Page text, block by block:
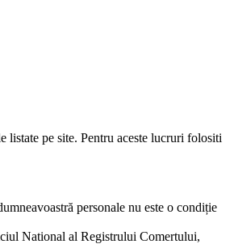
listate pe site. Pentru aceste lucruri folositi
personale nu este o condiție
National al Registrului Comertului,